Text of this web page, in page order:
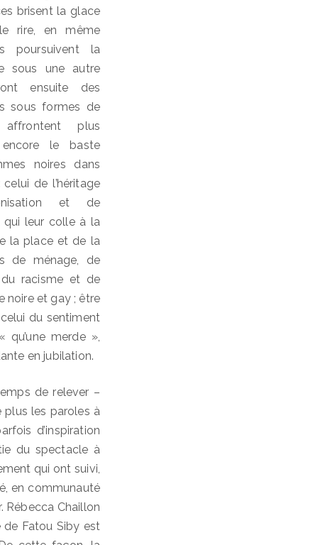
brisent la glace
rire, en même
poursuivent la
sous une autre
ensuite des
sous formes de
plus
encore le baste
noires dans
de l’héritage
et de
qui leur colle à la
la place et de la
de ménage, de
racisme et de
noire et gay ; être
du sentiment
merde »,
en jubilation.
de relever –
plus les paroles à
d’inspiration
du spectacle à
qui ont suivi,
en communauté
Rébecca Chaillon
Fatou Siby est